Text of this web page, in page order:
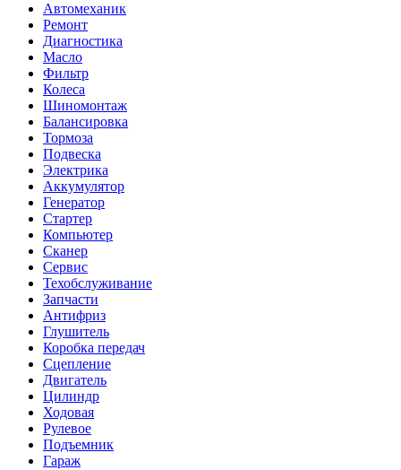
Автомеханик
Ремонт
Диагностика
Масло
Фильтр
Колеса
Шиномонтаж
Балансировка
Тормоза
Подвеска
Электрика
Аккумулятор
Генератор
Стартер
Компьютер
Сканер
Сервис
Техобслуживание
Запчасти
Антифриз
Глушитель
Коробка передач
Сцепление
Двигатель
Цилиндр
Ходовая
Рулевое
Подъемник
Гараж